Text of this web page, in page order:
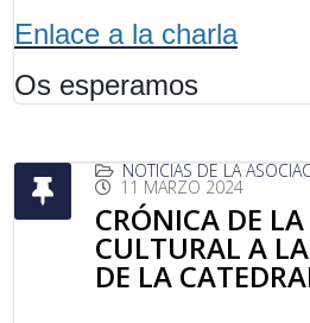
Enlace a la charla
Os esperamos
NOTICIAS DE LA
11 MARZO 2024
CRÓNICA DE
CULTURAL A
DE LA